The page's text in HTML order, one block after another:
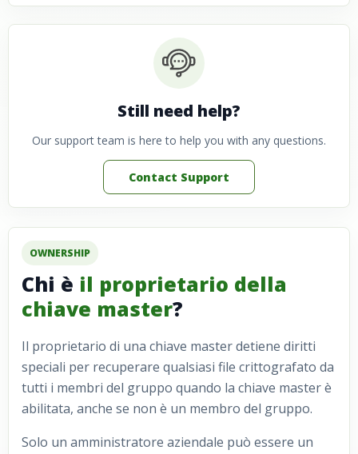
OWNERSHIP
Chi è il proprietario della
chiave master?
Il proprietario di una chiave master detiene diritti
speciali per recuperare qualsiasi file crittografato da
tutti i membri del gruppo quando la chiave master è
abilitata, anche se non è un membro del gruppo.
Solo un amministratore aziendale può essere un
Still need help?
Our support team is here to help you with any questions.
Contact Support